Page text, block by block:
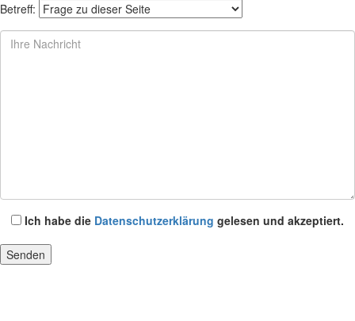
Betreff:
Ich habe die Datenschutzerklärung gelesen und akzeptiert.